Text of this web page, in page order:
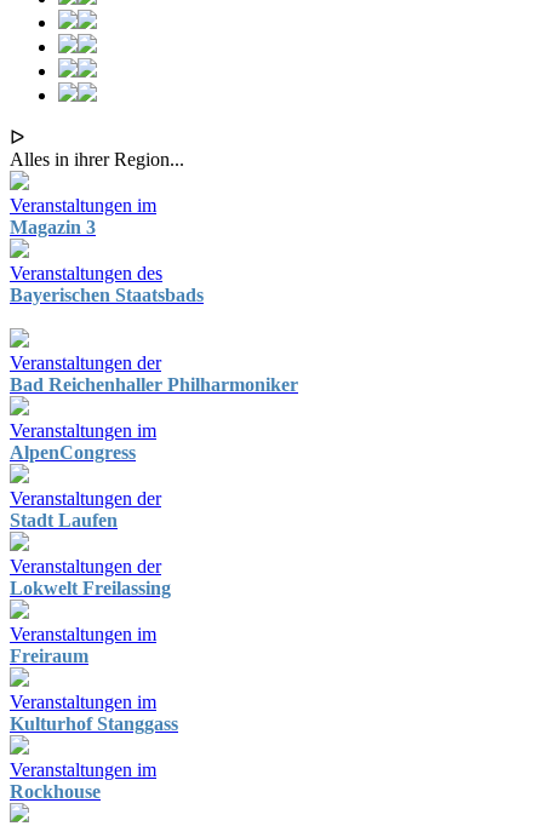
ᐅ
Alles in ihrer Region...
Veranstaltungen im
Magazin 3
Veranstaltungen des
Bayerischen Staatsbads
Veranstaltungen der
Bad Reichenhaller Philharmoniker
Veranstaltungen im
AlpenCongress
Veranstaltungen der
Stadt Laufen
Veranstaltungen der
Lokwelt Freilassing
Veranstaltungen im
Freiraum
Veranstaltungen im
Kulturhof Stanggass
Veranstaltungen im
Rockhouse